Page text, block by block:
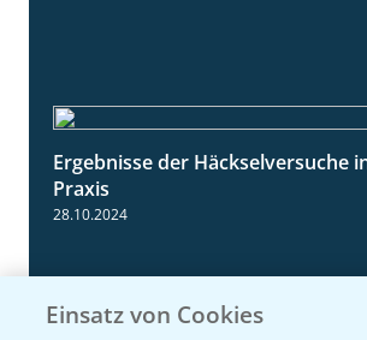
Ergebnisse der Häckselversuche
Praxis
28.10.2024
Einsatz von Cookies